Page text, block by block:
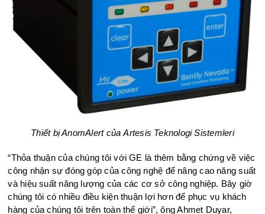
Thiết bị AnomAlert của Artesis Teknologi Sistemleri
“Thỏa thuận của chúng tôi với GE là thêm bằng chứng về việc
công nhận sự đóng góp của công nghệ để nâng cao năng suất
và hiệu suất năng lượng của các cơ sở công nghiệp. Bây giờ
chúng tôi có nhiều điều kiện thuận lợi hơn để phục vụ khách
hàng của chúng tôi trên toàn thế giới”, ông Ahmet Duyar,